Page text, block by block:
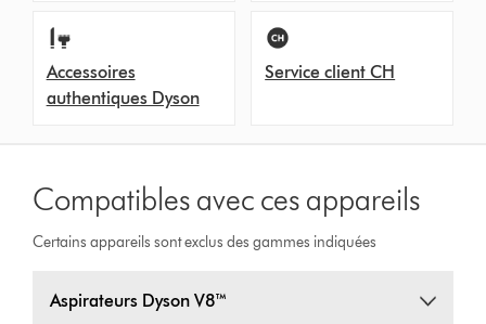
Accessoires
authentiques Dyson
Service client CH
Compatibles avec ces appareils
Certains appareils sont exclus des gammes indiquées
Aspirateurs Dyson V8™